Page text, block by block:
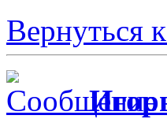
Вернуться